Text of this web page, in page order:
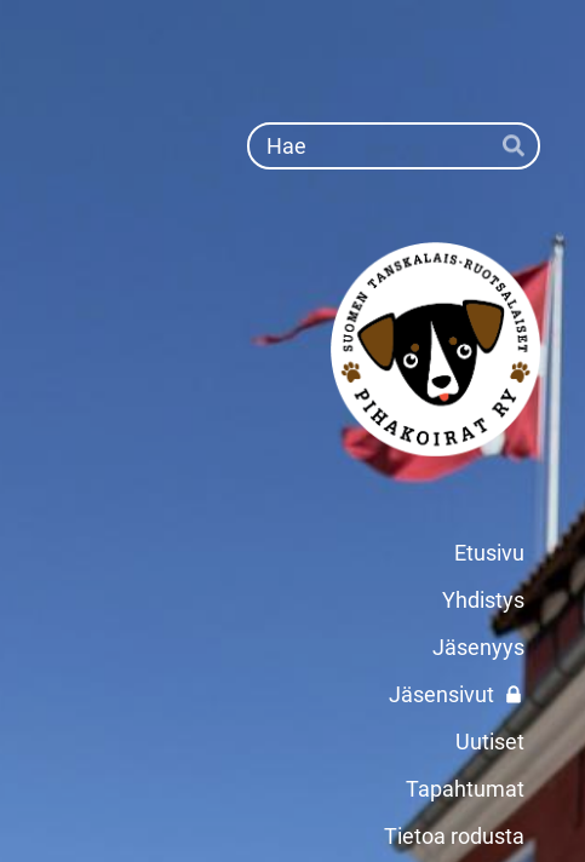
Haku
Hae
Etusivu
Yhdistys
Jäsenyys
Jäsensivut
Uutiset
Tapahtumat
Tietoa rodusta